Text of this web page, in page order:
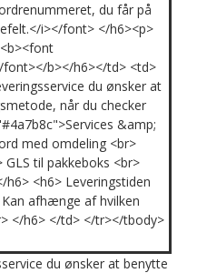
du får på
i></font> </h6><p>
font></b></h6></td> <td>
du ønsker at
når du checker
&amp;
med omdeling <br>
til pakkeboks <br>
h6> <h6> Leveringstiden
afhænge af hvilken
</h6> </td> </tr></tbody>
du ønsker at benytte